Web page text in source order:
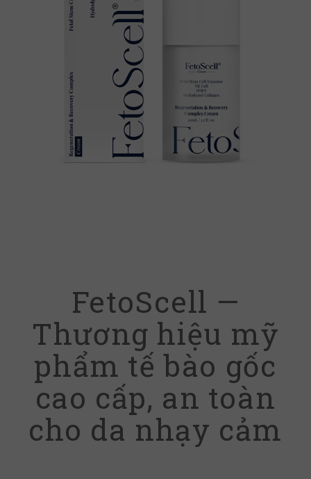
FetoScell —
Thương hiệu mỹ
phẩm tế bào gốc
cao cấp, an toàn
cho da nhạy cảm